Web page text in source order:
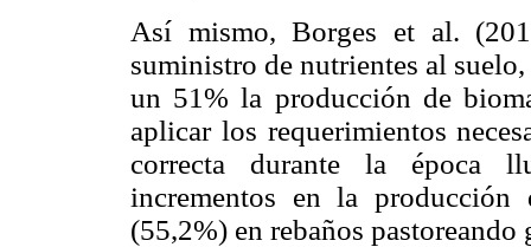
Así mismo, Borges et al.
suministro de nutrientes al
un 51% la producción de
aplicar los requerimientos
correcta durante la época
incrementos en la
(55,2%) en rebaños